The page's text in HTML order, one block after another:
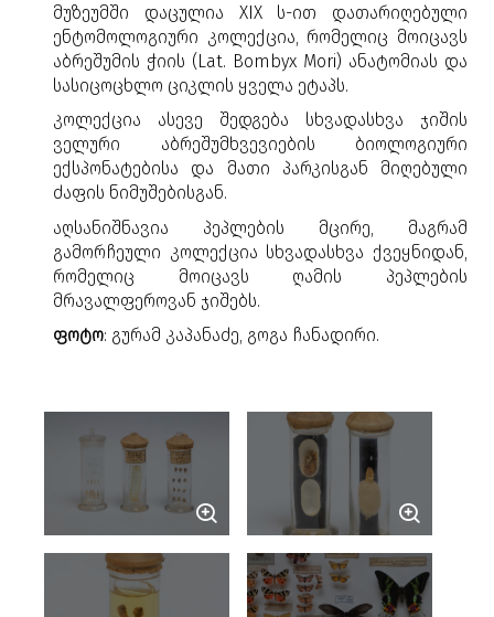
მუზეუმში დაცულია XIX ს-ით დათარიღებული
ენტომოლოგიური კოლექცია, რომელიც მოიცავს
აბრეშუმის ჭიის (Lat. Bombyx Mori) ანატომიას და
სასიცოცხლო ციკლის ყველა ეტაპს.
კოლექცია ასევე შედგება სხვადასხვა ჯიშის
ველური აბრეშუმხვევიების ბიოლოგიური
ექსპონატებისა და მათი პარკისგან მიღებული
ძაფის ნიმუშებისგან.
აღსანიშნავია პეპლების მცირე, მაგრამ
გამორჩეული კოლექცია სხვადასხვა ქვეყნიდან,
რომელიც მოიცავს ღამის პეპლების
მრავალფეროვან ჯიშებს.
ფოტო: გურამ კაპანაძე, გოგა ჩანადირი.